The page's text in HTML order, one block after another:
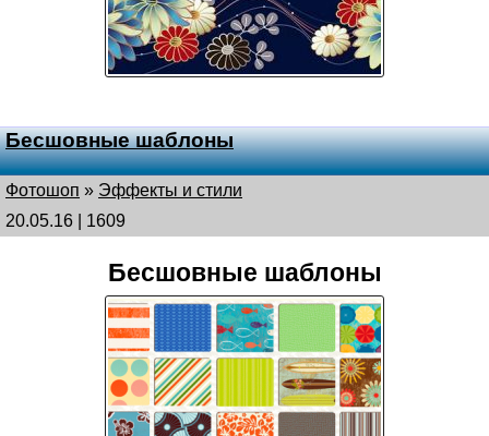
Бесшовные шаблоны
Фотошоп » Эффекты и стили
20.05.16 | 1609
Бесшовные шаблоны